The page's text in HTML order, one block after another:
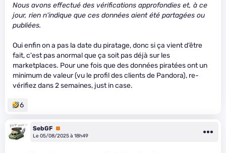
Nous avons effectué des vérifications approfondies et, à ce
jour, rien n'indique que ces données aient été partagées ou
publiées.
Oui enfin on a pas la date du piratage, donc si ça vient d’être
fait, c'est pas anormal que ça soit pas déjà sur les
marketplaces. Pour une fois que des données piratées ont un
minimum de valeur (vu le profil des clients de Pandora), re-
vérifiez dans 2 semaines, just in case.
6
SebGF Premium
Le 05/08/2025 à 18h49